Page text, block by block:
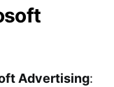
Advertising: